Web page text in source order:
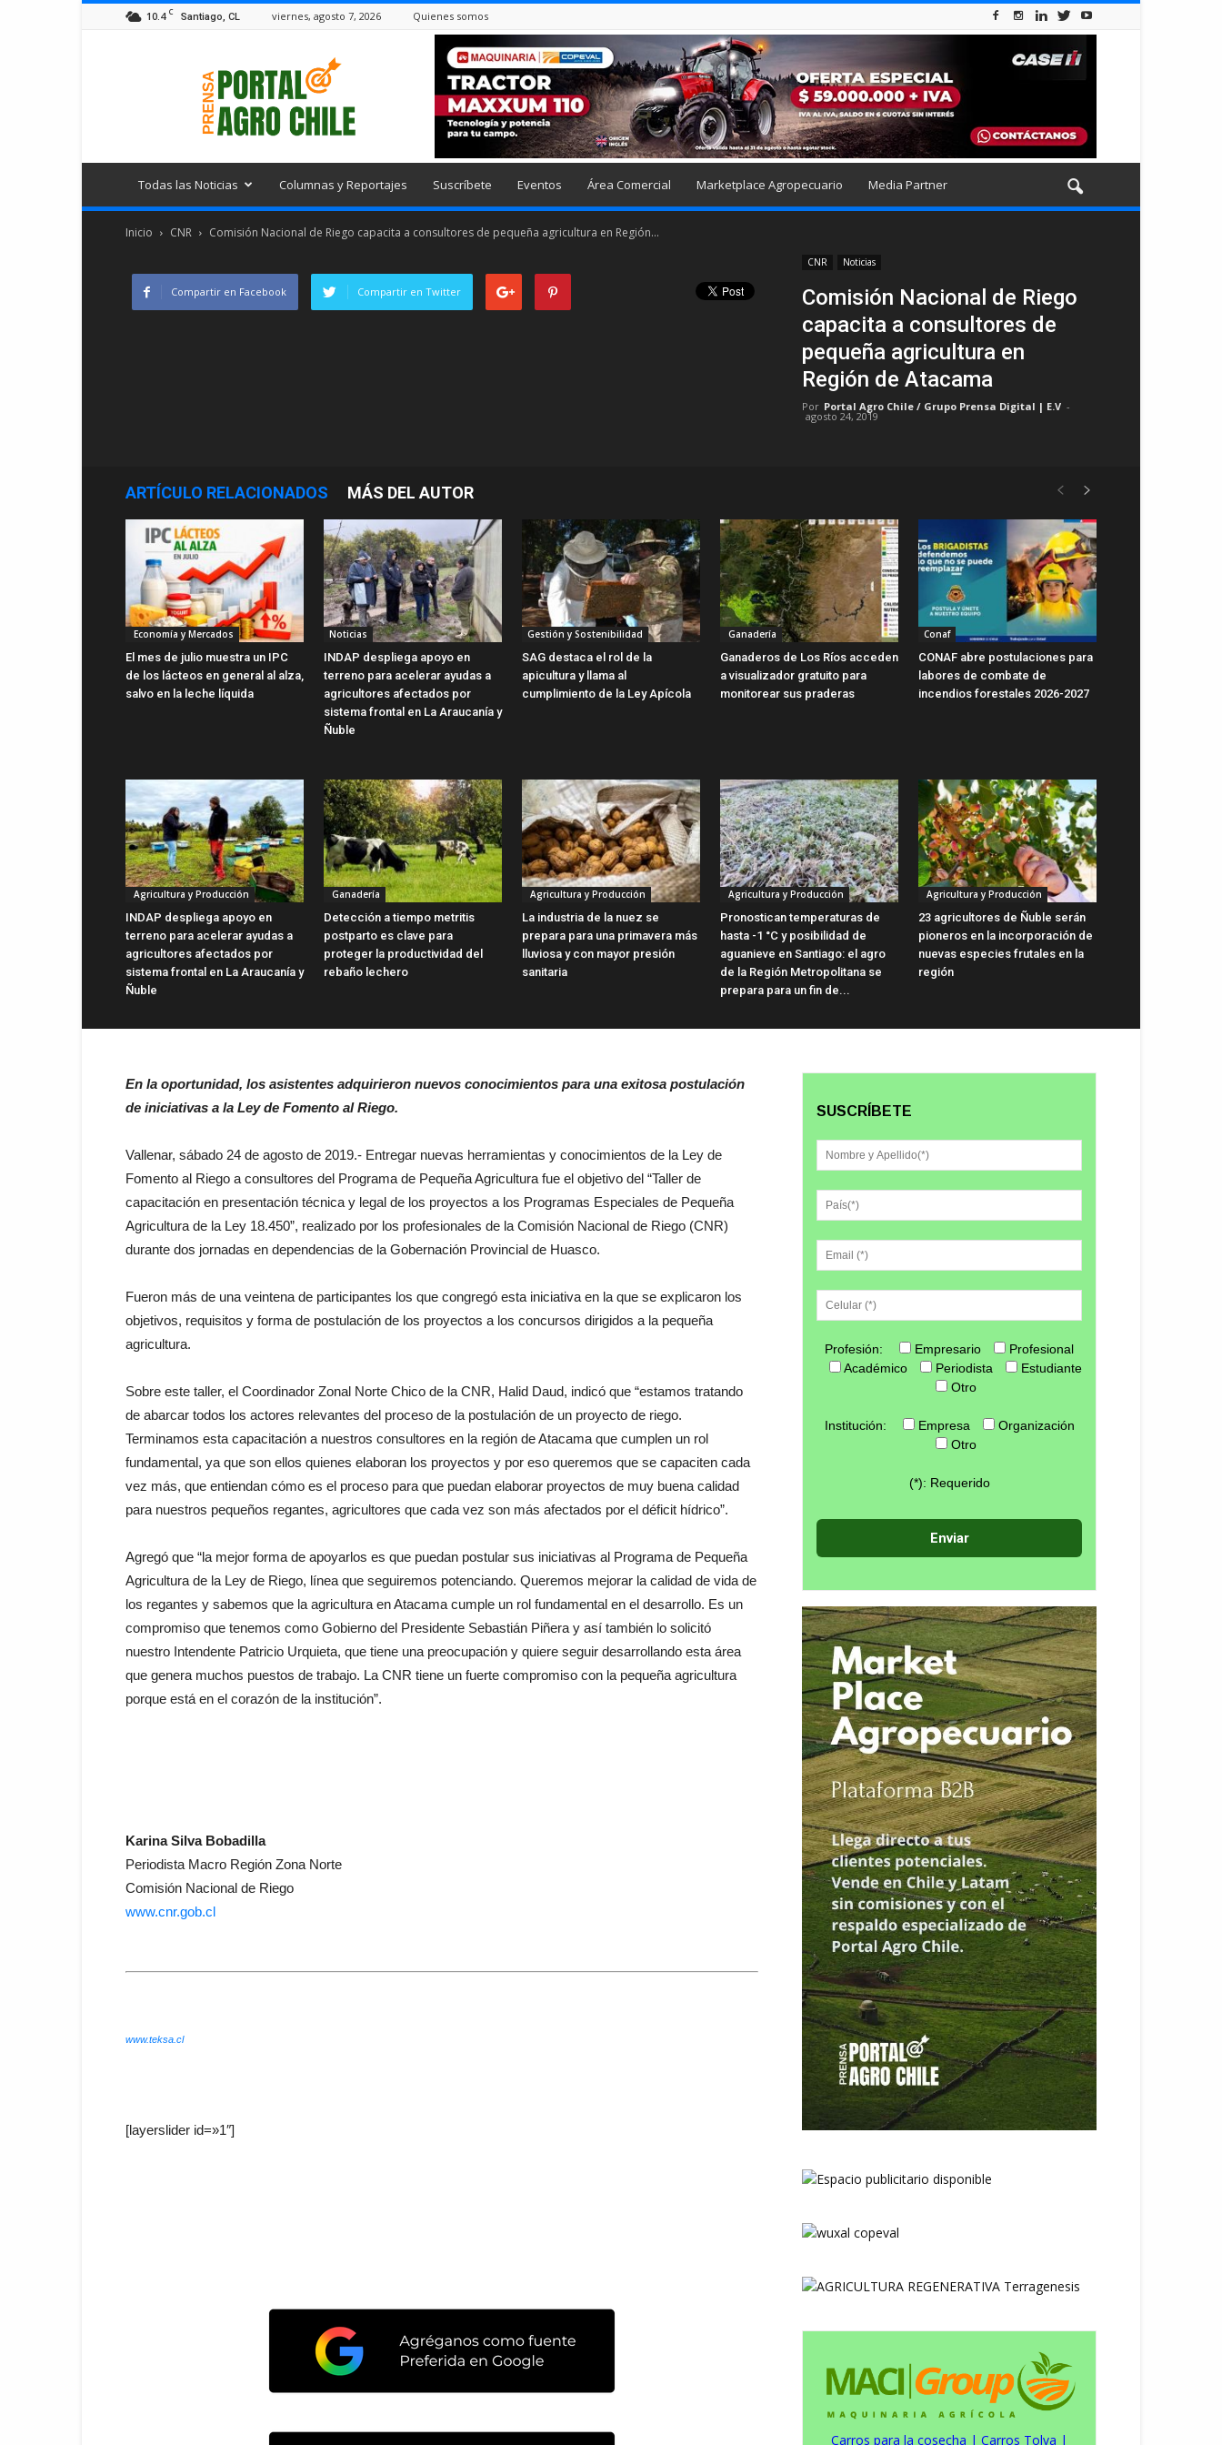
10.4 C Santiago, CL viernes, agosto 7, 2026 Quienes somos
Todas las Noticias Columnas y Reportajes Suscríbete Eventos Área Comercial Marketplace Agropecuario Media Partner
Inicio CNR Comisión Nacional de Riego capacita a consultores de pequeña agricultura en Región...
CNR Noticias
Comisión Nacional de Riego
capacita a consultores de
pequeña agricultura en
Región de Atacama
Por Portal Agro Chile / Grupo Prensa Digital | E.V -
agosto 24, 2019
Compartir en Facebook Compartir en Twitter
ARTÍCULO RELACIONADOS MÁS DEL AUTOR
Economía y Mercados
El mes de julio muestra un IPC
de los lácteos en general al alza,
salvo en la leche líquida
Noticias
INDAP despliega apoyo en
terreno para acelerar ayudas a
agricultores afectados por
sistema frontal en La Araucanía y
Ñuble
Gestión y Sostenibilidad
SAG destaca el rol de la
apicultura y llama al
cumplimiento de la Ley Apícola
Ganadería
Ganaderos de Los Ríos acceden
a visualizador gratuito para
monitorear sus praderas
Conaf
CONAF abre postulaciones para
labores de combate de
incendios forestales 2026-2027
Agricultura y Producción
INDAP despliega apoyo en
terreno para acelerar ayudas a
agricultores afectados por
sistema frontal en La Araucanía y
Ñuble
Ganadería
Detección a tiempo metritis
postparto es clave para
proteger la productividad del
rebaño lechero
Agricultura y Producción
La industria de la nuez se
prepara para una primavera más
lluviosa y con mayor presión
sanitaria
Agricultura y Producción
Pronostican temperaturas de
hasta -1 °C y posibilidad de
aguanieve en Santiago: el agro
de la Región Metropolitana se
prepara para un fin de...
Agricultura y Producción
23 agricultores de Ñuble serán
pioneros en la incorporación de
nuevas especies frutales en la
región
En la oportunidad, los asistentes adquirieron nuevos conocimientos para una exitosa postulación
de iniciativas a la Ley de Fomento al Riego.
Vallenar, sábado 24 de agosto de 2019.- Entregar nuevas herramientas y conocimientos de la Ley de
Fomento al Riego a consultores del Programa de Pequeña Agricultura fue el objetivo del “Taller de
capacitación en presentación técnica y legal de los proyectos a los Programas Especiales de Pequeña
Agricultura de la Ley 18.450”, realizado por los profesionales de la Comisión Nacional de Riego (CNR)
durante dos jornadas en dependencias de la Gobernación Provincial de Huasco.
Fueron más de una veintena de participantes los que congregó esta iniciativa en la que se explicaron los
objetivos, requisitos y forma de postulación de los proyectos a los concursos dirigidos a la pequeña
agricultura.
Sobre este taller, el Coordinador Zonal Norte Chico de la CNR, Halid Daud, indicó que “estamos tratando
de abarcar todos los actores relevantes del proceso de la postulación de un proyecto de riego.
Terminamos esta capacitación a nuestros consultores en la región de Atacama que cumplen un rol
fundamental, ya que son ellos quienes elaboran los proyectos y por eso queremos que se capaciten cada
vez más, que entiendan cómo es el proceso para que puedan elaborar proyectos de muy buena calidad
para nuestros pequeños regantes, agricultores que cada vez son más afectados por el déficit hídrico”.
Agregó que “la mejor forma de apoyarlos es que puedan postular sus iniciativas al Programa de Pequeña
Agricultura de la Ley de Riego, línea que seguiremos potenciando. Queremos mejorar la calidad de vida de
los regantes y sabemos que la agricultura en Atacama cumple un rol fundamental en el desarrollo. Es un
compromiso que tenemos como Gobierno del Presidente Sebastián Piñera y así también lo solicitó
nuestro Intendente Patricio Urquieta, que tiene una preocupación y quiere seguir desarrollando esta área
que genera muchos puestos de trabajo. La CNR tiene un fuerte compromiso con la pequeña agricultura
porque está en el corazón de la institución”.
Karina Silva Bobadilla
Periodista Macro Región Zona Norte
Comisión Nacional de Riego
www.cnr.gob.cl
www.teksa.cl
[layerslider id=»1″]
SUSCRÍBETE
Profesión: Empresario
Profesional
Académico
Periodista
Estudiante
Otro
Institución: Empresa
Organización
Otro
(*): Requerido
Carros para la cosecha | Carros Tolva |